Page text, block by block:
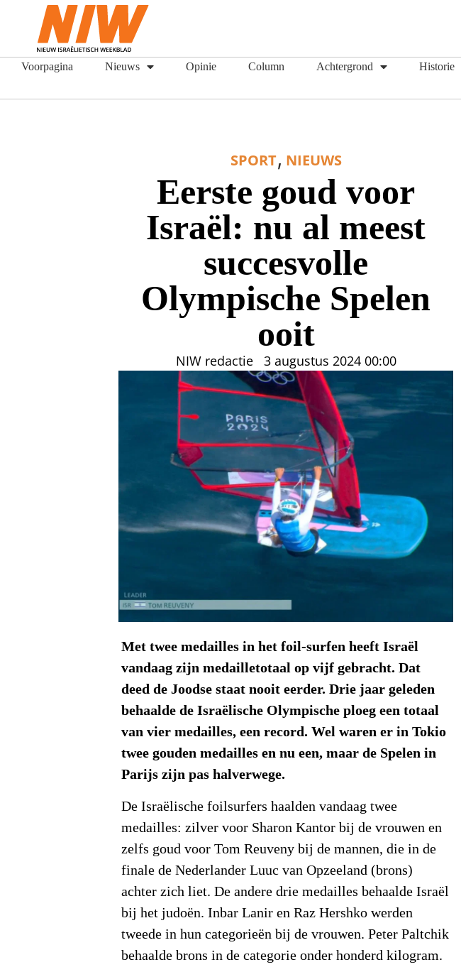
Voorpagina Nieuws Opinie Column Achtergrond Historie
SPORT, NIEUWS
Eerste goud voor
Israël: nu al meest
succesvolle
Olympische Spelen
ooit
NIW redactie 3 augustus 2024 00:00
Met twee medailles in het foil-surfen heeft Israël
vandaag zijn medailletotaal op vijf gebracht. Dat
deed de Joodse staat nooit eerder. Drie jaar geleden
behaalde de Israëlische Olympische ploeg een totaal
van vier medailles, een record. Wel waren er in Tokio
twee gouden medailles en nu een, maar de Spelen in
Parijs zijn pas halverwege.
De Israëlische foilsurfers haalden vandaag twee
medailles: zilver voor Sharon Kantor bij de vrouwen en
zelfs goud voor Tom Reuveny bij de mannen, die in de
finale de Nederlander Luuc van Opzeeland (brons)
achter zich liet. De andere drie medailles behaalde Israël
bij het judoën. Inbar Lanir en Raz Hershko werden
tweede in hun categorieën bij de vrouwen. Peter Paltchik
behaalde brons in de categorie onder honderd kilogram.